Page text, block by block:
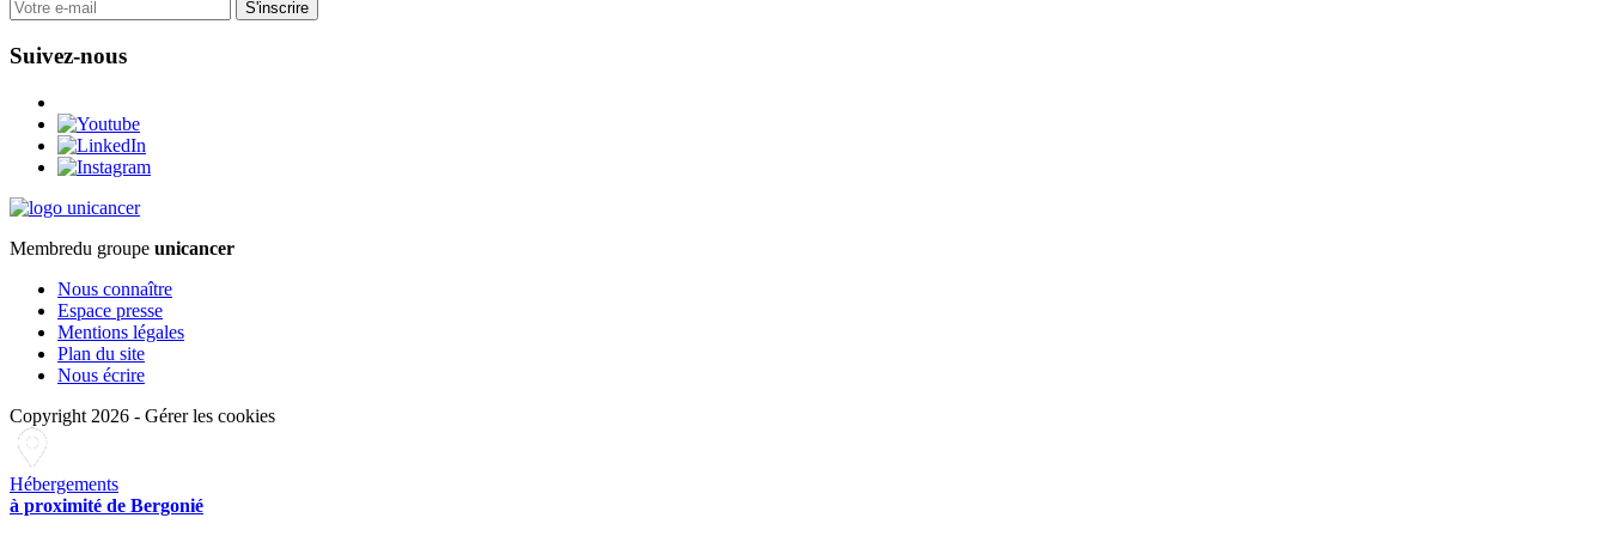
S'inscrire
Suivez-nous
Membredu groupe unicancer
Nous connaître
Espace presse
Mentions légales
Plan du site
Nous écrire
Copyright 2026 - Gérer les cookies
Hébergements
à proximité de Bergonié